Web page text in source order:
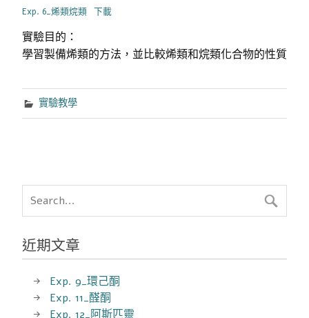
Exp. 6_烯類烷類 下載
實驗目的：
學習製備烯類的方法，並比較烯類和烷類化合物的性質
實驗教學
近期文章
Exp. 9_環己酮
Exp. 11_醛酮
Exp. 12_阿斯匹靈